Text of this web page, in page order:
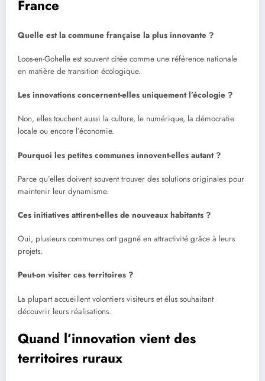
France
Quelle est la commune française la plus innovante ?
Loos-en-Gohelle est souvent citée comme une référence nationale
en matière de transition écologique.
Les innovations concernent-elles uniquement l’écologie ?
Non, elles touchent aussi la culture, le numérique, la démocratie
locale ou encore l’économie.
Pourquoi les petites communes innovent-elles autant ?
Parce qu’elles doivent souvent trouver des solutions originales pour
maintenir leur dynamisme.
Ces initiatives attirent-elles de nouveaux habitants ?
Oui, plusieurs communes ont gagné en attractivité grâce à leurs
projets.
Peut-on visiter ces territoires ?
La plupart accueillent volontiers visiteurs et élus souhaitant
découvrir leurs réalisations.
Quand l’innovation vient des
territoires ruraux